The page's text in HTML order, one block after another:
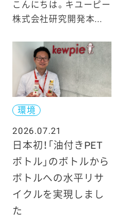
こんにちは。キユーピー
株式会社研究開発本...
環境
2026.07.21
日本初！「油付きPET
ボトル」のボトルから
ボトルへの水平リサ
イクルを実現しまし
た